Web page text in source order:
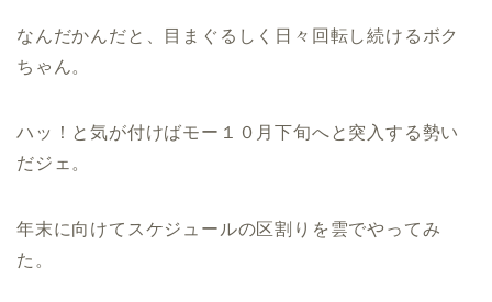
なんだかんだと、目まぐるしく日々回転し続けるボク
ちゃん。
ハッ！と気が付けばモー１０月下旬へと突入する勢い
だジェ。
年末に向けてスケジュールの区割りを雲でやってみ
た。